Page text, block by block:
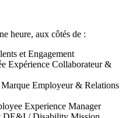
heure, aux côtés de :
et Engagement
Expérience Collaborateur &
Employeur & Relations
Experience Manager